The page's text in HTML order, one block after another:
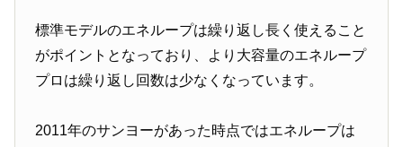
標準モデルのエネループは繰り返し長く使えること
がポイントとなっており、より大容量のエネループ
プロは繰り返し回数は少なくなっています。
2011年のサンヨーがあった時点ではエネループは